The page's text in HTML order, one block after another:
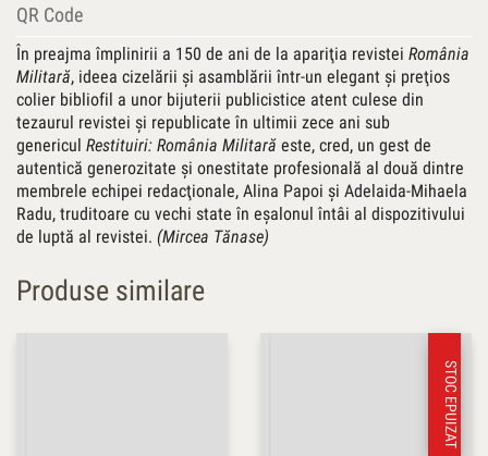
QR Code
În preajma împlinirii a 150 de ani de la apariţia revistei România
Militară, ideea cizelării şi asamblării într-un elegant şi preţios
colier bibliofil a unor bijuterii publicistice atent culese din
tezaurul revistei şi republicate în ultimii zece ani sub
genericul Restituiri: România Militară este, cred, un gest de
autentică generozitate şi onestitate profesională al două dintre
membrele echipei redacţionale, Alina Papoi şi Adelaida-Mihaela
Radu, truditoare cu vechi state în eşalonul întâi al dispozitivului
de luptă al revistei. (Mircea Tănase)
Produse similare
STOC EPUIZAT